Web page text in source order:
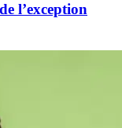
l’exception